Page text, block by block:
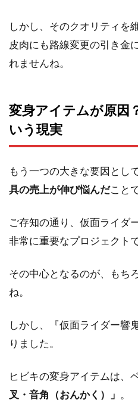
しかし、そのクオリティを
皮肉にも路線変更の引き金
れませんね。
変身アイテムが原因
いう現実
もう一つの大きな要因とし
具の売上が伸び悩んだこと
ご存知の通り、仮面ライダ
非常に重要なプロジェクトで
その中心となるのが、もち
ね。
しかし、『仮面ライダー響
りました。
ヒビキの変身アイテムは、
叉・音角（おんかく）」 。